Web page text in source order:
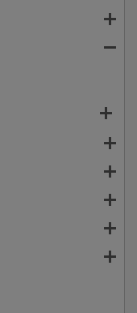







